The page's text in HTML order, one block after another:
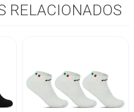
RELACIONADOS